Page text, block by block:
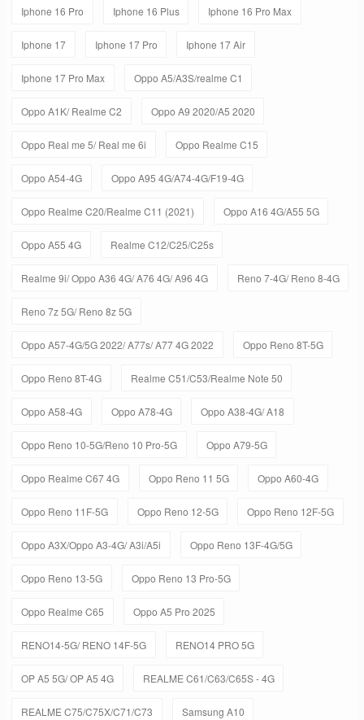
Iphone 16 Pro Iphone 16 Plus Iphone 16 Pro Max
Iphone 17 Iphone 17 Pro Iphone 17 Air
Iphone 17 Pro Max Oppo A5/A3S/realme C1
Oppo A1K/ Realme C2 Oppo A9 2020/A5 2020
Oppo Real me 5/ Real me 6i Oppo Realme C15
Oppo A54-4G Oppo A95 4G/A74-4G/F19-4G
Oppo Realme C20/Realme C11 (2021) Oppo A16 4G/A55 5G
Oppo A55 4G Realme C12/C25/C25s
Realme 9i/ Oppo A36 4G/ A76 4G/ A96 4G Reno 7-4G/ Reno 8-4G
Reno 7z 5G/ Reno 8z 5G
Oppo A57-4G/5G 2022/ A77s/ A77 4G 2022 Oppo Reno 8T-5G
Oppo Reno 8T-4G Realme C51/C53/Realme Note 50
Oppo A58-4G Oppo A78-4G Oppo A38-4G/ A18
Oppo Reno 10-5G/Reno 10 Pro-5G Oppo A79-5G
Oppo Realme C67 4G Oppo Reno 11 5G Oppo A60-4G
Oppo Reno 11F-5G Oppo Reno 12-5G Oppo Reno 12F-5G
Oppo A3X/Oppo A3-4G/ A3i/A5i Oppo Reno 13F-4G/5G
Oppo Reno 13-5G Oppo Reno 13 Pro-5G
Oppo Realme C65 Oppo A5 Pro 2025
RENO14-5G/ RENO 14F-5G RENO14 PRO 5G
OP A5 5G/ OP A5 4G REALME C61/C63/C65S - 4G
REALME C75/C75X/C71/C73 Samsung A10